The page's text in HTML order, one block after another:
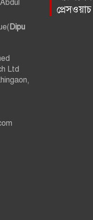
Dipu
Ltd